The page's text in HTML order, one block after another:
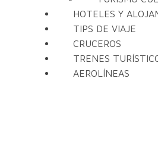
HOTELES Y
TIPS DE VIAJE
CRUCEROS
TRENES
AEROLÍNEAS